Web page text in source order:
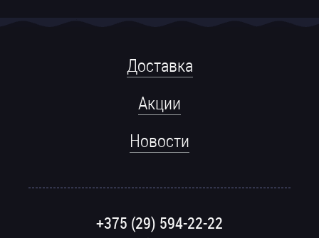
Доставка
Акции
Новости
+375 (29) 594-22-22